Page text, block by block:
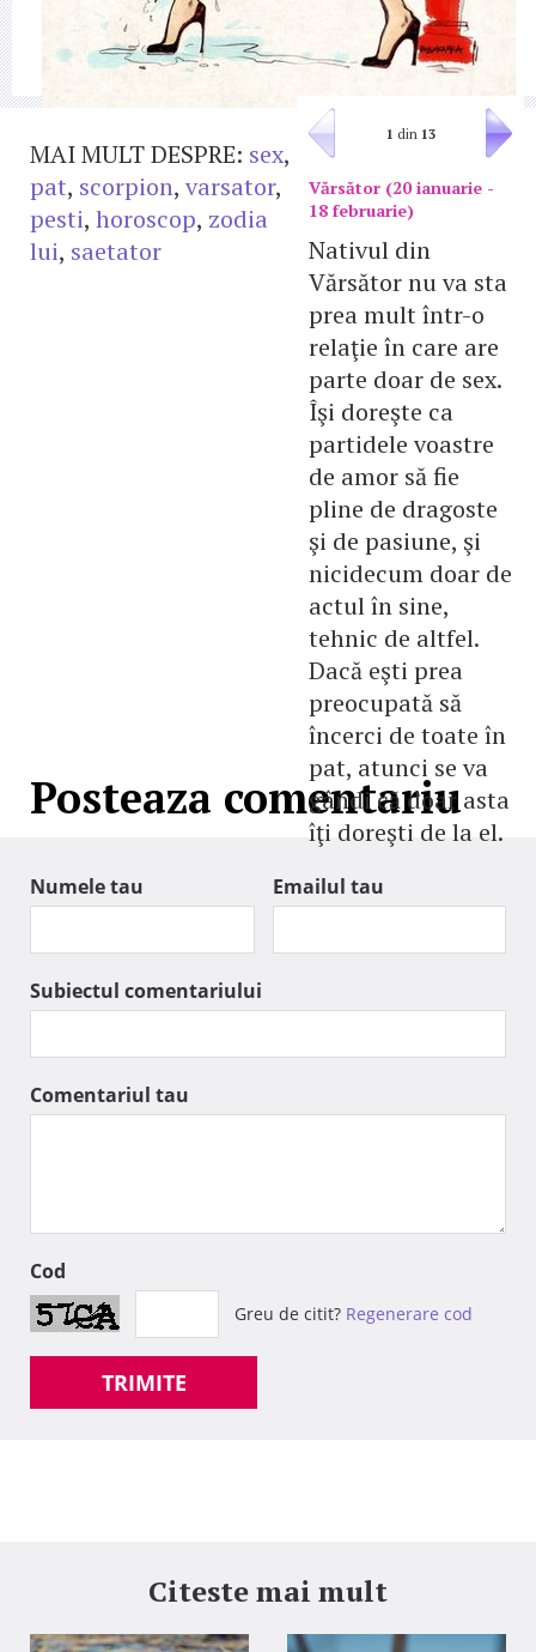
1 din 13
Vărsător (20 ianuarie -
18 februarie)
Nativul din
Vărsător nu va sta
prea mult într-o
relaţie în care are
parte doar de sex.
Îşi doreşte ca
partidele voastre
de amor să fie
pline de dragoste
şi de pasiune, şi
nicidecum doar de
actul în sine,
tehnic de altfel.
Dacă eşti prea
preocupată să
încerci de toate în
pat, atunci se va
gândi că doar asta
îţi doreşti de la el.
MAI MULT DESPRE: sex,
pat, scorpion, varsator,
pesti, horoscop, zodia
lui, saetator
Posteaza comentariu
Numele tau Emailul tau
Subiectul comentariului
Comentariul tau
Cod
Greu de citit? Regenerare cod
TRIMITE
Citeste mai mult